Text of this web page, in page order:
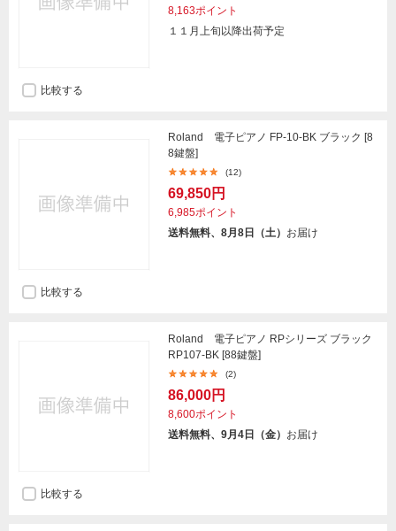
8,163ポイント
１１月上旬以降出荷予定
比較する
Roland 電子ピアノ FP-10-BK ブラック [8
8鍵盤]
(12)
69,850円
6,985ポイント
送料無料、8月8日（土） お届け
比較する
Roland 電子ピアノ RPシリーズ ブラック
RP107-BK [88鍵盤]
(2)
86,000円
8,600ポイント
送料無料、9月4日（金） お届け
比較する